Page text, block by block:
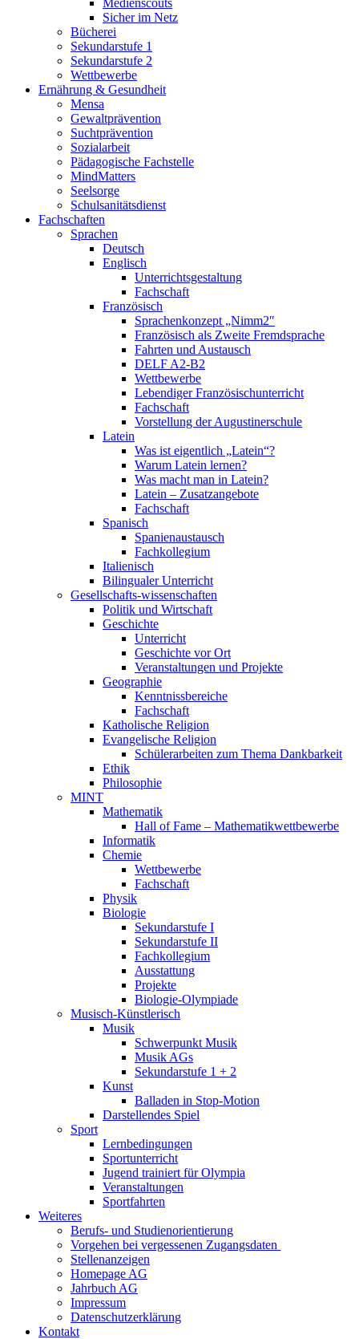
Medienscouts
Sicher im Netz
Bücherei
Sekundarstufe 1
Sekundarstufe 2
Wettbewerbe
Ernährung & Gesundheit
Mensa
Gewaltprävention
Suchtprävention
Sozialarbeit
Pädagogische Fachstelle
MindMatters
Seelsorge
Schulsanitätsdienst
Fachschaften
Sprachen
Deutsch
Englisch
Unterrichtsgestaltung
Fachschaft
Französisch
Sprachenkonzept „Nimm2″
Französisch als Zweite Fremdsprache
Fahrten und Austausch
DELF A2-B2
Wettbewerbe
Lebendiger Französischunterricht
Fachschaft
Vorstellung der Augustinerschule
Latein
Was ist eigentlich „Latein“?
Warum Latein lernen?
Was macht man in Latein?
Latein – Zusatzangebote
Fachschaft
Spanisch
Spanienaustausch
Fachkollegium
Italienisch
Bilingualer Unterricht
Gesellschafts-wissenschaften
Politik und Wirtschaft
Geschichte
Unterricht
Geschichte vor Ort
Veranstaltungen und Projekte
Geographie
Kenntnissbereiche
Fachschaft
Katholische Religion
Evangelische Religion
Schülerarbeiten zum Thema Dankbarkeit
Ethik
Philosophie
MINT
Mathematik
Hall of Fame – Mathematikwettbewerbe
Informatik
Chemie
Wettbewerbe
Fachschaft
Physik
Biologie
Sekundarstufe I
Sekundarstufe II
Fachkollegium
Ausstattung
Projekte
Biologie-Olympiade
Musisch-Künstlerisch
Musik
Schwerpunkt Musik
Musik AGs
Sekundarstufe 1 + 2
Kunst
Balladen in Stop-Motion
Darstellendes Spiel
Sport
Lernbedingungen
Sportunterricht
Jugend trainiert für Olympia
Veranstaltungen
Sportfahrten
Weiteres
Berufs- und Studienorientierung
Vorgehen bei vergessenen Zugangsdaten
Stellenanzeigen
Homepage AG
Jahrbuch AG
Impressum
Datenschutzerklärung
Kontakt